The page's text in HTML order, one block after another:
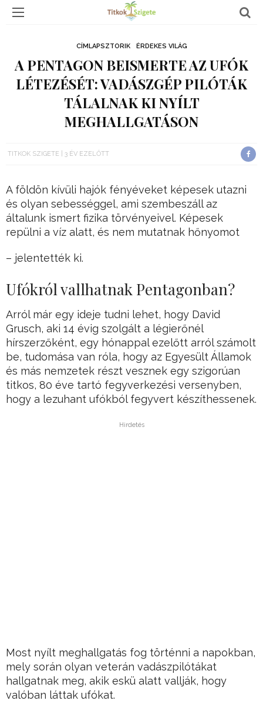
CÍMLAPSZTORIK ÉRDEKES VILÁG
A PENTAGON BEISMERTE AZ UFÓK
LÉTEZÉSÉT: VADÁSZGÉP PILÓTÁK
TÁLALNAK KI NYÍLT
MEGHALLGATÁSON
TITKOK SZIGETE 3 ÉV EZELŐTT
A földön kívüli hajók fényéveket képesek utazni
és olyan sebességgel, ami szembeszáll az
általunk ismert fizika törvényeivel. Képesek
repülni a víz alatt, és nem mutatnak hőnyomot
– jelentették ki.
Ufókról vallhatnak Pentagonban?
Arról már egy ideje tudni lehet, hogy David
Grusch, aki 14 évig szolgált a légierőnél
hírszerzőként, egy hónappal ezelőtt arról számolt
be, tudomása van róla, hogy az Egyesült Államok
és más nemzetek részt vesznek egy szigorúan
titkos, 80 éve tartó fegyverkezési versenyben,
hogy a lezuhant ufókból fegyvert készíthessenek.
Hirdetés
Most nyílt meghallgatás fog történni a napokban,
mely során olyan veterán vadászpilótákat
hallgatnak meg, akik eskü alatt vallják, hogy
valóban láttak ufókat.